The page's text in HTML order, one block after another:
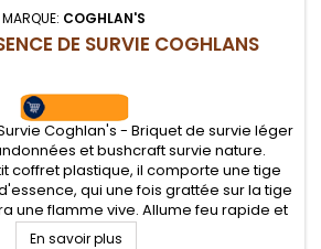
MARQUE: COGHLAN'S
DE SURVIE COGHLANS
Coghlan's - Briquet de survie léger
et bushcraft survie nature.
coffret plastique, il comporte une tige
qui une fois grattée sur la tige
une flamme vive. Allume feu rapide et
efficace.
En savoir plus